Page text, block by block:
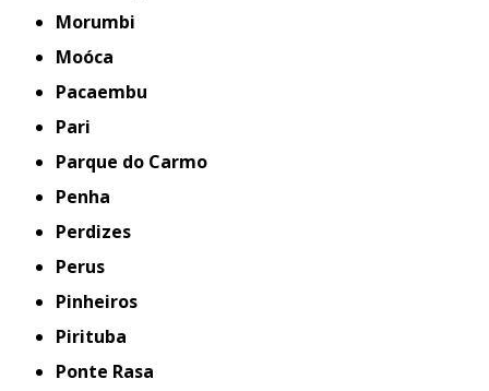
Morumbi
Moóca
Pacaembu
Pari
Parque do Carmo
Penha
Perdizes
Perus
Pinheiros
Pirituba
Ponte Rasa